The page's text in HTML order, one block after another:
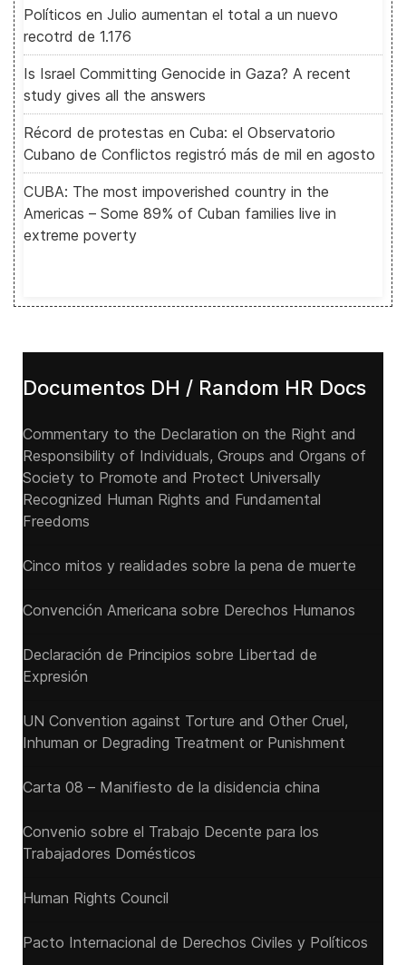
Políticos en Julio aumentan el total a un nuevo
recotrd de 1.176
Is Israel Committing Genocide in Gaza? A recent
study gives all the answers
Récord de protestas en Cuba: el Observatorio
Cubano de Conflictos registró más de mil en agosto
CUBA: The most impoverished country in the
Americas – Some 89% of Cuban families live in
extreme poverty
Documentos DH / Random HR Docs
Commentary to the Declaration on the Right and
Responsibility of Individuals, Groups and Organs of
Society to Promote and Protect Universally
Recognized Human Rights and Fundamental
Freedoms
Cinco mitos y realidades sobre la pena de muerte
Convención Americana sobre Derechos Humanos
Declaración de Principios sobre Libertad de
Expresión
UN Convention against Torture and Other Cruel,
Inhuman or Degrading Treatment or Punishment
Carta 08 – Manifiesto de la disidencia china
Convenio sobre el Trabajo Decente para los
Trabajadores Domésticos
Human Rights Council
Pacto Internacional de Derechos Civiles y Políticos